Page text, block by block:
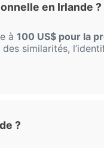
en Irlande ?
à 100 US$ pour la
similarités,
?